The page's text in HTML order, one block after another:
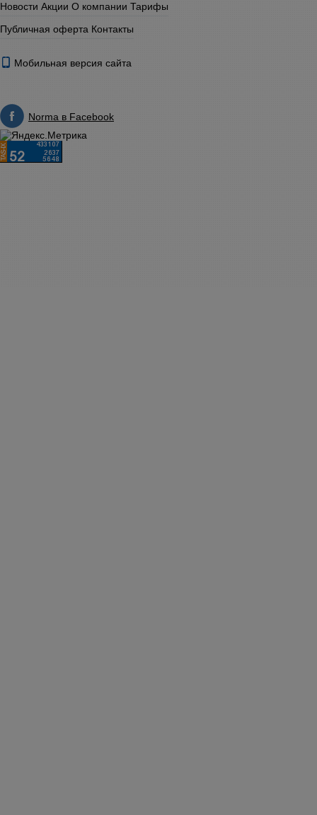
Новости Акции О компании Тарифы
Публичная оферта Контакты
Мобильная версия сайта
Norma в Facebook